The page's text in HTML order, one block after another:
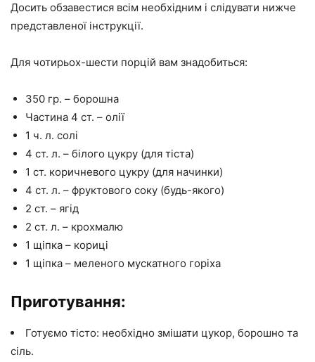
Досить обзавестися всім необхідним і слідувати нижче
представленої інструкції.
Для чотирьох-шести порцій вам знадобиться:
350 гр. – борошна
Частина 4 ст. – олії
1 ч. л. солі
4 ст. л. – білого цукру (для тіста)
1 ст. коричневого цукру (для начинки)
4 ст. л. – фруктового соку (будь-якого)
2 ст. – ягід
2 ст. л. – крохмалю
1 щіпка – кориці
1 щіпка – меленого мускатного горіха
Приготування:
Готуємо тісто: необхідно змішати цукор, борошно та
сіль.